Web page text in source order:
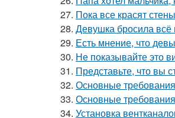
27. Пока все красят
28. Девушка бросила
29. Есть мнение, что
30. Не показывайте это
31. Представьте, что вы
32. Основные
33. Основные
34. Установка